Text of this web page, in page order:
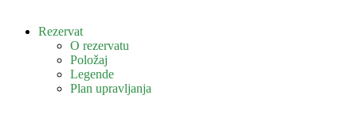
Rezervat
O rezervatu
Položaj
Legende
Plan upravljanja